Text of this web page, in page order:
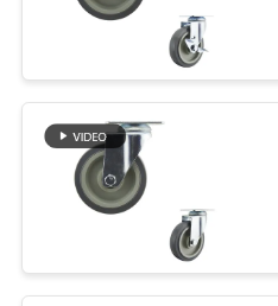
PEÇA
CITAÇÕES
MAPA